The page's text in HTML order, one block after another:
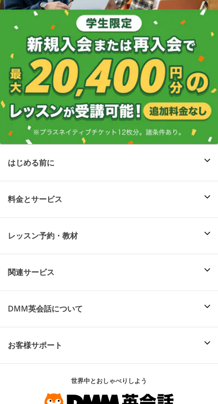
はじめる前に
料金とサービス
レッスン予約・教材
関連サービス
DMM英会話について
お客様サポート
世界中とおしゃべりしよう